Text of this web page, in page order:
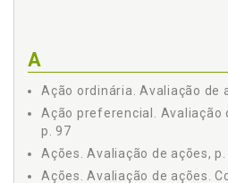
8 Factoring, p. 78
9 Vendor, p. 81
10 Empréstimo em moeda
86
11 Securitização de recebíveis,
Aplicações Financeiras -
A
Ação ordinária. Avaliação de
Ação preferencial. Avaliação
p. 97
Ações. Avaliação de ações, p.
Ações. Avaliação de ações.